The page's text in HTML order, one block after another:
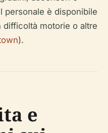
personale è disponibile
motorie o altre
).
e